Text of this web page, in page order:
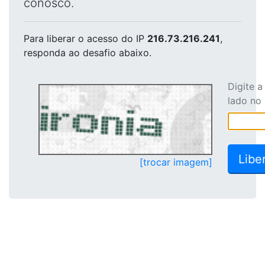
conosco.
Para liberar o acesso do IP 216.73.216.241,
responda ao desafio abaixo.
[trocar imagem]
Digite
lado no